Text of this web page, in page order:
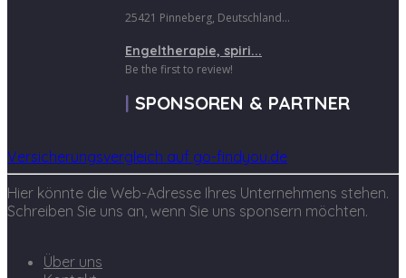
25421 Pinneberg, Deutschland...
Engeltherapie, spiri...
Be the first to review!
SPONSOREN & PARTNER
Versicherungsvergleich auf go-findyou.de
Hier könnte die Web-Adresse Ihres Unternehmens stehen.
Schreiben Sie uns an, wenn Sie uns sponsern möchten.
Über uns